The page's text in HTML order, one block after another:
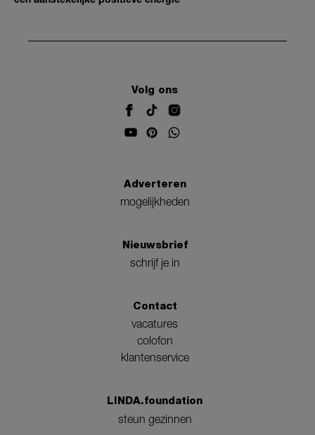
Volg ons
Adverteren
mogelijkheden
Nieuwsbrief
schrijf je in
Contact
vacatures
colofon
klantenservice
LINDA.foundation
steun gezinnen